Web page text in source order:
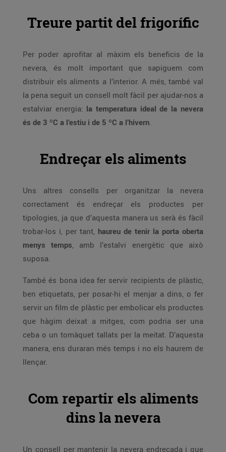
Treure partit del frigorífic
Per poder aprofitar al màxim els beneficis de la
nevera, és molt important que sapiguem com
distribuir els aliments a l’interior. A més, també val
la pena seguit un consell molt fàcil per ajudar-nos a
estalviar energia: la temperatura ideal de la nevera
és de 3 ºC a l’estiu i de 5 ºC a l’hivern.
Endreçar els aliments
Uns altres consells per organitzar la nevera
correctament és endreçar els productes per
tipologies, ja que d’aquesta manera us serà és fàcil
trobar-los i, per tant, haureu de tenir la porta oberta
menys temps, amb l’estalvi energètic que això
suposa.
També és bona idea fer servir recipients de plàstic,
ben etiquetats, per posar-hi el menjar a dins, o fer
servir un film de plàstic per embolicar els productes
que hàgim deixat a mitges, com podria ser una
ceba o un tomàquet tallats per la meitat. D’aquesta
manera, ens duraran més temps i no els haurem de
llençar.
Com repartir els aliments
dins la nevera
Un consell per mantenir la nevera endreçada i que